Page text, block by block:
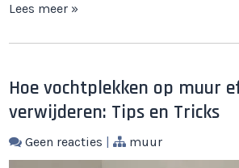
Lees meer »
Hoe vochtplekken op muur
verwijderen: Tips en Tricks
Geen reacties | muur